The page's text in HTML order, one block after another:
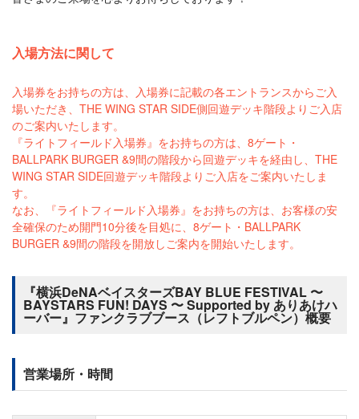
入場方法に関して
入場券をお持ちの方は、入場券に記載の各エントランスからご入
場いただき、THE WING STAR SIDE側回遊デッキ階段よりご入店
のご案内いたします。
『ライトフィールド入場券』をお持ちの方は、8ゲート・
BALLPARK BURGER &9間の階段から回遊デッキを経由し、THE
WING STAR SIDE回遊デッキ階段よりご入店をご案内いたしま
す。
なお、『ライトフィールド入場券』をお持ちの方は、お客様の安
全確保のため開門10分後を目処に、8ゲート・BALLPARK
BURGER &9間の階段を開放しご案内を開始いたします。
『横浜DeNAベイスターズBAY BLUE FESTIVAL 〜
BAYSTARS FUN! DAYS 〜 Supported by ありあけハ
ーバー』ファンクラブブース（レフトブルペン）概要
営業場所・時間